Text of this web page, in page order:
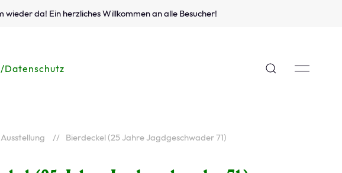
da! Ein herzliches Willkommen an alle Besucher!
Datenschutz
Ausstellung Bierdeckel (25 Jahre Jagdgeschwader 71)